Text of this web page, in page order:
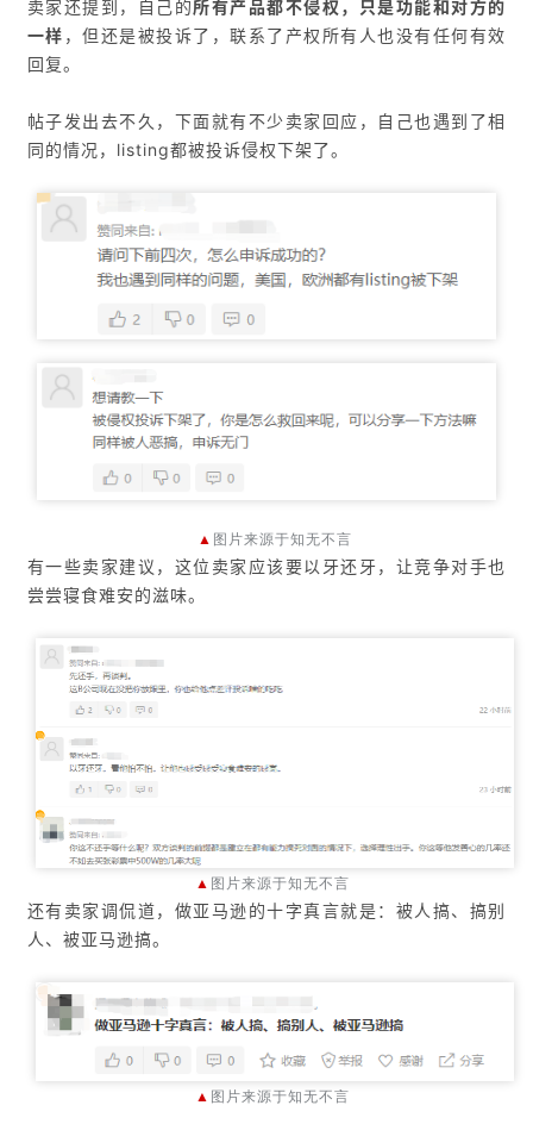
卖家还提到，自己的所有产品都不侵权，只是功能和对方的
一样 ，但还是被投诉了，联系了产权所有人也没有任何有效
回复。
帖子发出去不久，下面就有不少卖家回应，自己也遇到了相
同的情况，listing都被投诉侵权下架了。
▲ 图片来源于知无不言
有一些卖家建议，这位卖家应该要以牙还牙，让竞争对手也
尝尝寝食难安的滋味。
▲ 图片来源于知无不言
还有卖家调侃道，做亚马逊的十字真言就是：被人搞、搞别
人、被亚马逊搞。
▲ 图片来源于知无不言